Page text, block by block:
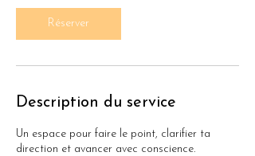
m
i
n
Réserver
Description du service
Un espace pour faire le point, clarifier ta
direction et avancer avec conscience.